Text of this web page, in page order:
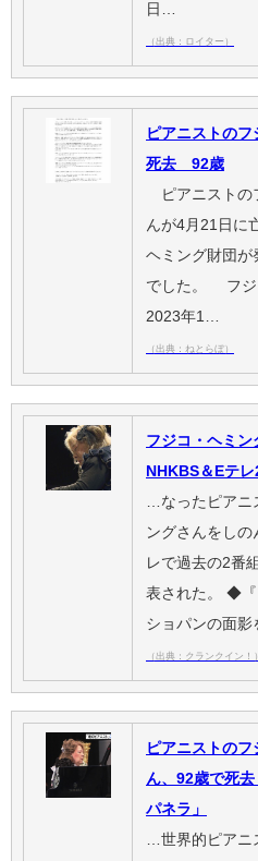
日…
（出典：ロイター）
ピアニストの
死去 92歳
ピアニストの
んが4月21日に
ヘミング財団が
でした。 フジ
2023年1…
（出典：ねとらぼ）
フジコ・ヘミン
NHKBS＆Eテ
…なったピアニ
ングさんをしの
レで過去の2番
表された。 ◆
ショパンの面影
（出典：クランクイン！）
ピアニストの
ん、92歳で死
パネラ」
…世界的ピアニ